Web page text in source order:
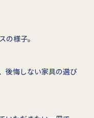
の様子。
後悔しない家具の選び